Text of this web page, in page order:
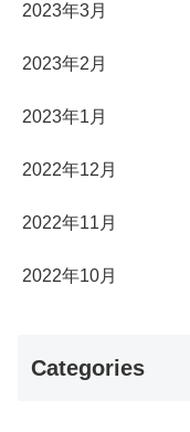
2023年3月
2023年2月
2023年1月
2022年12月
2022年11月
2022年10月
Categories